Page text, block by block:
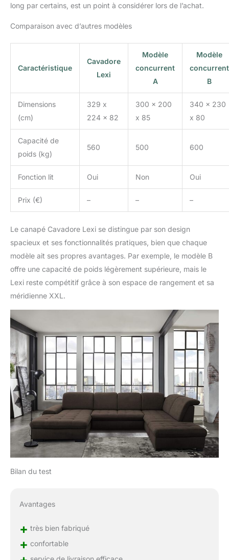
tous les canapés et
exclusivement dans nos
long par certains, est un point à considérer lors de l’achat.
Comparaison avec d’autres modèles
Caractéristique
Cavadore
Lexi
Modèle
concurrent
A
Modèle
concurrent
B
Dimensions
(cm)
329 x
224 x 82
300 x 200
x 85
340 x 230
x 80
Capacité de
poids (kg)
560 500 600
Fonction lit Oui Non Oui
Prix (€) – – –
Le canapé Cavadore Lexi se distingue par son design
spacieux et ses fonctionnalités pratiques, bien que chaque
modèle ait ses propres avantages. Par exemple, le modèle B
offre une capacité de poids légèrement supérieure, mais le
Lexi reste compétitif grâce à son espace de rangement et sa
méridienne XXL.
Bilan du test
Avantages
+ très bien fabriqué
+ confortable